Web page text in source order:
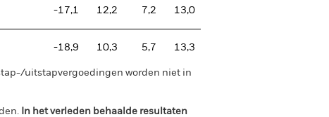
-17,1 12,2 7,2 13,0
-18,9 10,3 5,7 13,3
uitstapvergoedingen worden niet in
In het verleden behaalde resultaten